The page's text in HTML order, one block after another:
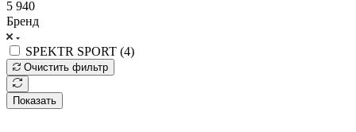
5 940
Бренд
SPEKTR SPORT (4)
Очистить фильтр
Показать